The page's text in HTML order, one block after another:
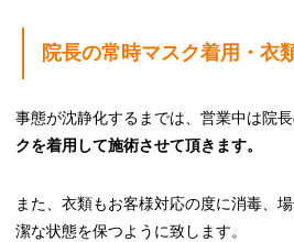
院長の常時マスク着用・衣
事態が沈静化するまでは、営業中は院
クを着用して施術させて頂きます。
また、衣類もお客様対応の度に消毒、
潔な状態を保つように致します。